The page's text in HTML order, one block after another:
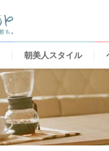
朝美人スタイル